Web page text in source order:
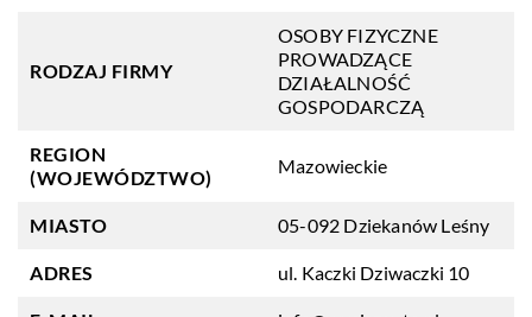
RODZAJ FIRMY
OSOBY FIZYCZNE
PROWADZĄCE
DZIAŁALNOŚĆ
GOSPODARCZĄ
REGION
(WOJEWÓDZTWO)
Mazowieckie
MIASTO 05-092 Dziekanów Leśny
ADRES ul. Kaczki Dziwaczki 10